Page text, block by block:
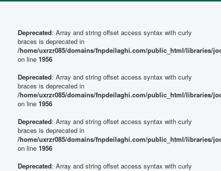
Deprecated: Array and string offset access syntax with curly
braces is deprecated in
/home/uxrzr085/domains/fnpdeilaghi.com/public_html/libraries/
on line 1956
Deprecated: Array and string offset access syntax with curly
braces is deprecated in
/home/uxrzr085/domains/fnpdeilaghi.com/public_html/libraries/
on line 1956
Deprecated: Array and string offset access syntax with curly
braces is deprecated in
/home/uxrzr085/domains/fnpdeilaghi.com/public_html/libraries/
on line 1956
Deprecated: Array and string offset access syntax with curly